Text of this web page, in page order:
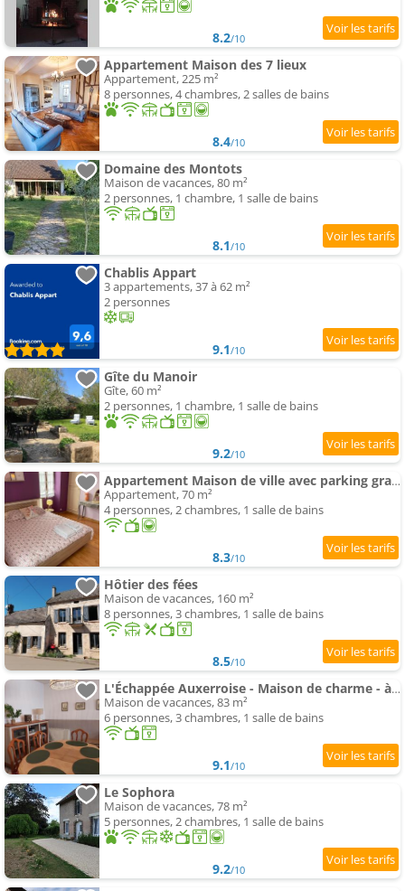
8.2/10
Appartement Maison des 7 lieux
Appartement, 225 m²
8 personnes, 4 chambres, 2 salles de bains
8.4/10
Domaine des Montots
Maison de vacances, 80 m²
2 personnes, 1 chambre, 1 salle de bains
8.1/10
Chablis Appart
3 appartements, 37 à 62 m²
2 personnes
9.1/10
Gîte du Manoir
Gîte, 60 m²
2 personnes, 1 chambre, 1 salle de bains
9.2/10
Appartement Maison de ville avec parking gratuit
Appartement, 70 m²
4 personnes, 2 chambres, 1 salle de bains
8.3/10
Hôtier des fées
Maison de vacances, 160 m²
8 personnes, 3 chambres, 1 salle de bains
8.5/10
L'Échappée Auxerroise - Maison de charme - à deux pas des quais et du centre ville
Maison de vacances, 83 m²
6 personnes, 3 chambres, 1 salle de bains
9.1/10
Le Sophora
Maison de vacances, 78 m²
5 personnes, 2 chambres, 1 salle de bains
9.2/10